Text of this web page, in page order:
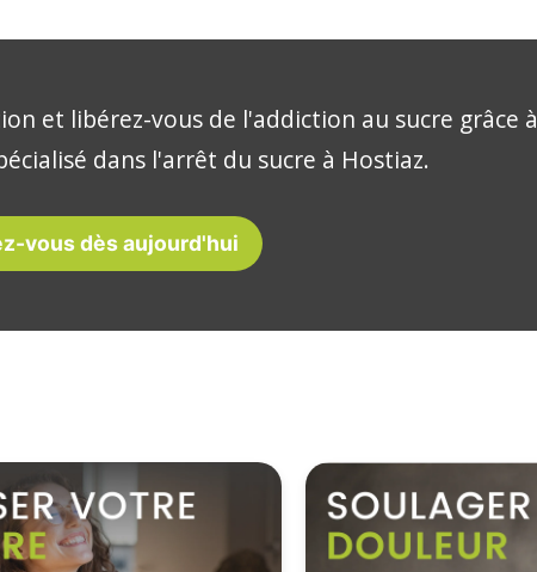
et libérez-vous de l'addiction au sucre grâce à
dans l'arrêt du sucre à Hostiaz.
vous dès aujourd'hui